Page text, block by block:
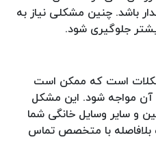
باشد. چنین مشکلی نیاز به
جلوگیری شود.
است که ممکن است
آن مواجه شود. این مشکل
و سایر وسایل خانگی شما
بلافاصله با متخصص تماس